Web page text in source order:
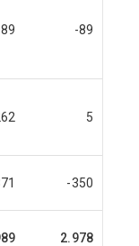
-89
5
-350
2.978